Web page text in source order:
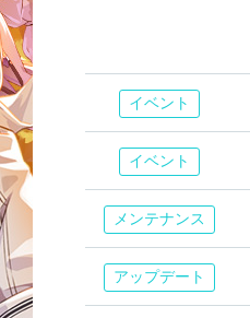
イベント
イベント
メンテナンス
アップデート